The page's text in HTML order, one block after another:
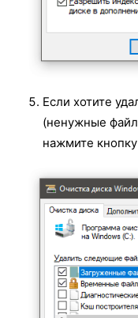
Если хотите
(ненужные
нажмите